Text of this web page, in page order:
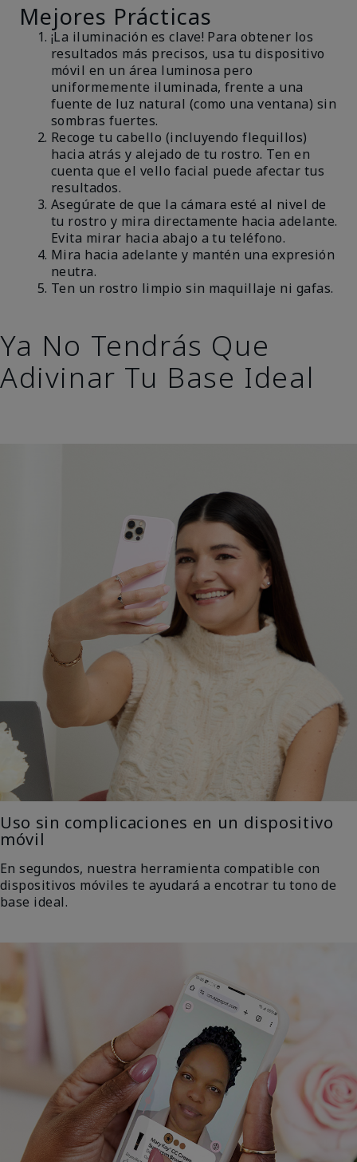
Mejores Prácticas
¡La iluminación es clave! Para obtener los
resultados más precisos, usa tu dispositivo
móvil en un área luminosa pero
uniformemente iluminada, frente a una
fuente de luz natural (como una ventana) sin
sombras fuertes.
Recoge tu cabello (incluyendo flequillos)
hacia atrás y alejado de tu rostro. Ten en
cuenta que el vello facial puede afectar tus
resultados.
Asegúrate de que la cámara esté al nivel de
tu rostro y mira directamente hacia adelante.
Evita mirar hacia abajo a tu teléfono.
Mira hacia adelante y mantén una expresión
neutra.
Ten un rostro limpio sin maquillaje ni gafas.
Ya No Tendrás Que
Adivinar Tu Base Ideal
Uso sin complicaciones en un dispositivo
móvil
En segundos, nuestra herramienta compatible con
dispositivos móviles te ayudará a encotrar tu tono de
base ideal.